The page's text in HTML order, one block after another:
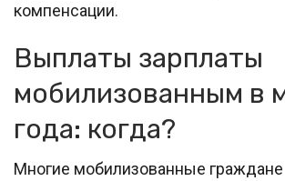
компенсации.
Выплаты зарплаты
мобилизованным в
года: когда?
Многие мобилизованные граждане